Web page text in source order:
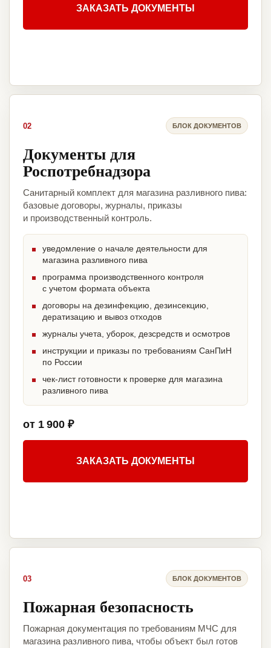
ЗАКАЗАТЬ ДОКУМЕНТЫ
02 БЛОК ДОКУМЕНТОВ
Документы для
Роспотребнадзора
Санитарный комплект для магазина разливного пива:
базовые договоры, журналы, приказы
и производственный контроль.
уведомление о начале деятельности для
магазина разливного пива
программа производственного контроля
с учетом формата объекта
договоры на дезинфекцию, дезинсекцию,
дератизацию и вывоз отходов
журналы учета, уборок, дезсредств и осмотров
инструкции и приказы по требованиям СанПиН
по России
чек-лист готовности к проверке для магазина
разливного пива
от 1 900 ₽
ЗАКАЗАТЬ ДОКУМЕНТЫ
03 БЛОК ДОКУМЕНТОВ
Пожарная безопасность
Пожарная документация по требованиям МЧС для
магазина разливного пива, чтобы объект был готов